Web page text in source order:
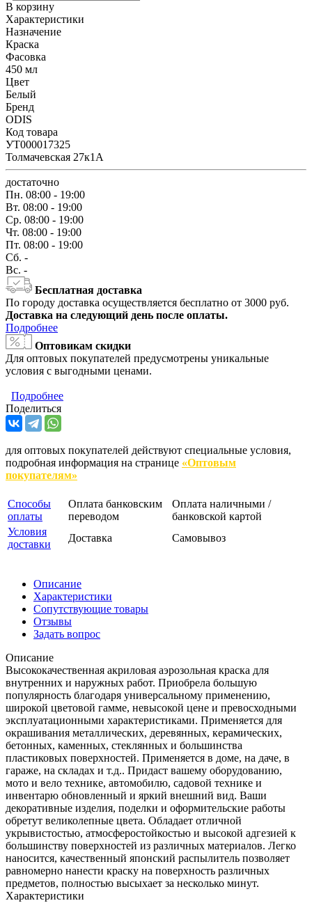
В корзину
Характеристики
Назначение
Краска
Фасовка
450 мл
Цвет
Белый
Бренд
ODIS
Код товара
УТ000017325
Толмачевская 27к1А
достаточно
Пн. 08:00 - 19:00
Вт. 08:00 - 19:00
Ср. 08:00 - 19:00
Чт. 08:00 - 19:00
Пт. 08:00 - 19:00
Сб. -
Вс. -
Бесплатная доставка
По городу доставка осуществляется бесплатно от 3000 руб.
Доставка на следующий день после оплаты.
Подробнее
Оптовикам скидки
Для оптовых покупателей предусмотрены уникальные
условия с выгодными ценами.
Подробнее
Поделиться
для оптовых покупателей действуют специальные условия,
подробная информация на странице «Оптовым
покупателям»
Способы
оплаты
Оплата банковским
переводом
Оплата наличными /
банковской картой
Условия
доставки
Доставка Самовывоз
Описание
Характеристики
Сопутствующие товары
Отзывы
Задать вопрос
Описание
Высококачественная акриловая аэрозольная краска для
внутренних и наружных работ. Приобрела большую
популярность благодаря универсальному применению,
широкой цветовой гамме, невысокой цене и превосходными
эксплуатационными характеристиками. Применяется для
окрашивания металлических, деревянных, керамических,
бетонных, каменных, стеклянных и большинства
пластиковых поверхностей. Применяется в доме, на даче, в
гараже, на складах и т.д.. Придаст вашему оборудованию,
мото и вело технике, автомобилю, садовой технике и
инвентарю обновленный и яркий внешний вид. Ваши
декоративные изделия, поделки и оформительские работы
обретут великолепные цвета. Обладает отличной
укрывистостью, атмосферостойкостью и высокой адгезией к
большинству поверхностей из различных материалов. Легко
наносится, качественный японский распылитель позволяет
равномерно нанести краску на поверхность различных
предметов, полностью высыхает за несколько минут.
Характеристики